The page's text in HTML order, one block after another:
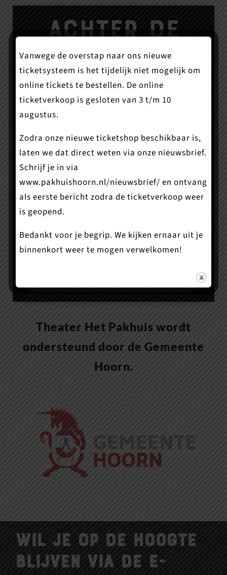
Achter de
schermen aan
de slag als
vrijwilliger
Theater Het Pakhuis is een
vrijwilligersorganisatie. Onze bevlogen
vrijwilligers kunnen bij ons hun talenten
inzetten en ontwikkelen. Bij Theater Het
Pakhuis ben je als vrijwilliger welkom aan de
kassa, in de gezellige foyer en in de techniek.
Iets voor jou?
Theater Het Pakhuis wordt
ondersteund door de Gemeente
Hoorn.
Wil je op de hoogte
blijven via de e-
Vanwege de overstap naar ons nieuwe
ticketsysteem is het tijdelijk niet mogelijk om
online tickets te bestellen. De online
ticketverkoop is gesloten van 3 t/m 10
augustus.
Zodra onze nieuwe ticketshop beschikbaar is,
laten we dat direct weten via onze nieuwsbrief.
Schrijf je in via
www.pakhuishoorn.nl/nieuwsbrief/ en ontvang
als eerste bericht zodra de ticketverkoop weer
is geopend.
Bedankt voor je begrip. We kijken ernaar uit je
binnenkort weer te mogen verwelkomen!